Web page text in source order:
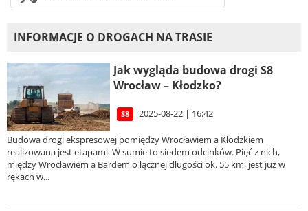
INFORMACJE O DROGACH NA TRASIE
Jak wygląda budowa drogi S8
Wrocław – Kłodzko?
S8 2025-08-22 | 16:42
Budowa drogi ekspresowej pomiędzy Wrocławiem a Kłodzkiem
realizowana jest etapami. W sumie to siedem odcinków. Pięć z nich,
między Wrocławiem a Bardem o łącznej długości ok. 55 km, jest już w
rękach w...